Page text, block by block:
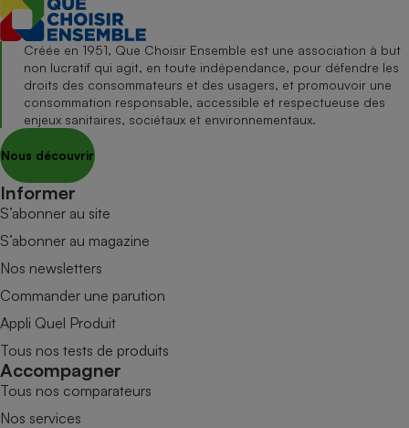
Créée en 1951, Que Choisir Ensemble est une association à but
non lucratif qui agit, en toute indépendance, pour défendre les
droits des consommateurs et des usagers, et promouvoir une
consommation responsable, accessible et respectueuse des
enjeux sanitaires, sociétaux et environnementaux.
Nous découvrir
Informer
S’abonner au site
S’abonner au magazine
Nos newsletters
Commander une parution
Appli Quel Produit
Tous nos tests de produits
Accompagner
Tous nos comparateurs
Nos services